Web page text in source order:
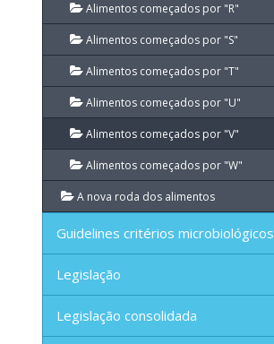
Alimentos começados por "R"
Alimentos começados por "S"
Alimentos começados por "T"
Alimentos começados por "U"
Alimentos começados por "V"
Alimentos começados por "W"
A nova roda dos alimentos
Guidelines critérios microbiológicos
Legislação
Legislação consolidada